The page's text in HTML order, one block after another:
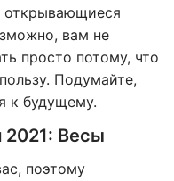
открывающиеся
вам не
просто потому, что
Подумайте,
к будущему.
2021: Весы
поэтому